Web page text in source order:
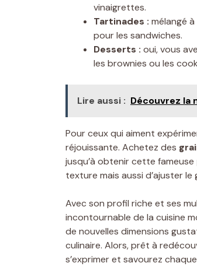
vinaigrettes.
Tartinades : mélangé à
pour les sandwiches.
Desserts : oui, vous
les brownies ou les
Lire aussi : Découvrez la
Pour ceux qui aiment
réjouissante. Achetez des
jusqu’à obtenir cette fameuse
texture mais aussi d’ajuster
Avec son profil riche et ses
incontournable de la cuisine
de nouvelles dimensions
culinaire. Alors, prêt à
s’exprimer et savourez